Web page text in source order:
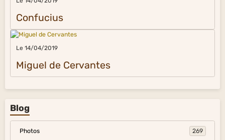
Confucius
Le 14/04/2019
Miguel de Cervantes
Blog
Photos 269